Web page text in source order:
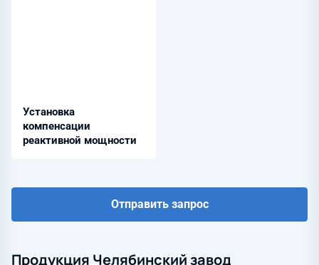
Установка
компенсации
реактивной мощности
Отправить запрос
Продукция Челябинский завод